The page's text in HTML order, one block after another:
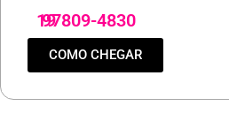
19
97809-4830
COMO CHEGAR